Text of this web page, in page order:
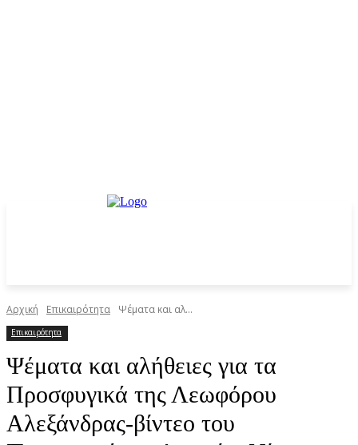
Αρχική Επικαιρότητα Ψέματα και αλ...
Επικαιρότητα
Ψέματα και αλήθειες για τα
Προσφυγικά της Λεωφόρου
Αλεξάνδρας-βίντεο του